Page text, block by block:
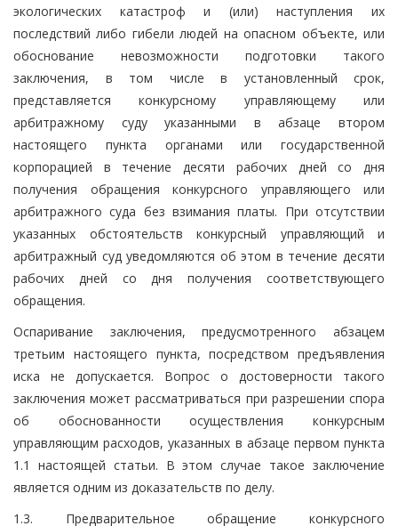
экологических катастроф и (или) наступления их
последствий либо гибели людей на опасном объекте, или
обоснование невозможности подготовки такого
заключения, в том числе в установленный срок,
представляется конкурсному управляющему или
арбитражному суду указанными в абзаце втором
настоящего пункта органами или государственной
корпорацией в течение десяти рабочих дней со дня
получения обращения конкурсного управляющего или
арбитражного суда без взимания платы. При отсутствии
указанных обстоятельств конкурсный управляющий и
арбитражный суд уведомляются об этом в течение десяти
рабочих дней со дня получения соответствующего
обращения.
Оспаривание заключения, предусмотренного абзацем
третьим настоящего пункта, посредством предъявления
иска не допускается. Вопрос о достоверности такого
заключения может рассматриваться при разрешении спора
об обоснованности осуществления конкурсным
управляющим расходов, указанных в абзаце первом пункта
1.1 настоящей статьи. В этом случае такое заключение
является одним из доказательств по делу.
1.3. Предварительное обращение конкурсного